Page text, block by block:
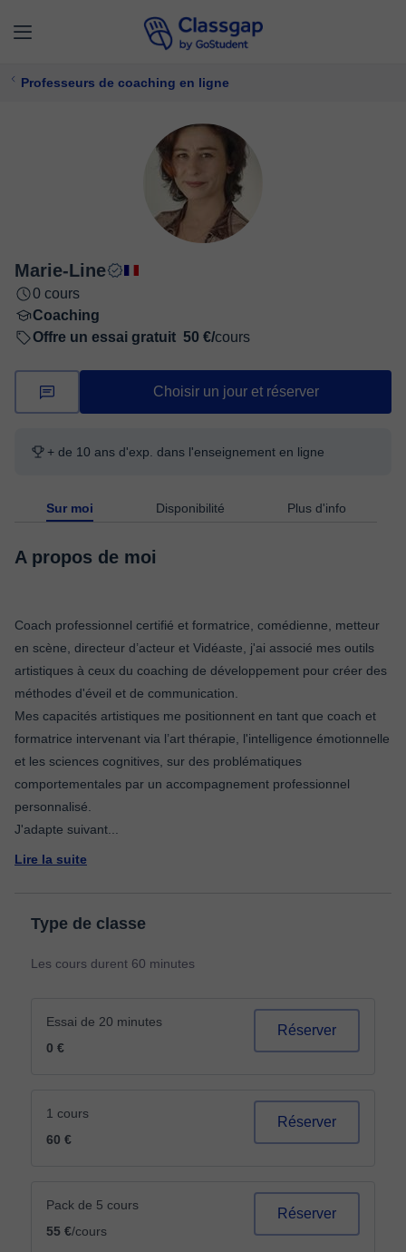
Professeurs de coaching en ligne
Marie-Line
0 cours
Coaching
Offre un essai gratuit 50 €/cours
Choisir un jour et réserver
+ de 10 ans d'exp. dans l'enseignement en ligne
Sur moi Disponibilité Plus d'info
A propos de moi
Coach professionnel certifié et formatrice, comédienne, metteur
en scène, directeur d’acteur et Vidéaste, j'ai associé mes outils
artistiques à ceux du coaching de développement pour créer des
méthodes d'éveil et de communication.
Mes capacités artistiques me positionnent en tant que coach et
formatrice intervenant via l’art thérapie, l'intelligence émotionnelle
et les sciences cognitives, sur des problématiques
comportementales par un accompagnement professionnel
personnalisé.
J'adapte suivant
Lire la suite
Type de classe
Les cours durent 60 minutes
Essai de 20 minutes
0 €
Réserver
1 cours
60 €
Réserver
Pack de 5 cours
55 €/cours
Réserver